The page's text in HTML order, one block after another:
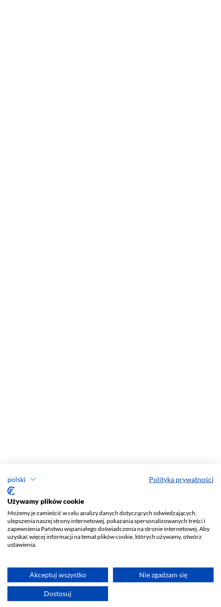
polski Polityka prywatności
Używamy plików cookie
Możemy je zamieścić w celu analizy danych dotyczących odwiedzających,
ulepszenia naszej strony internetowej, pokazania spersonalizowanych treści i
zapewnienia Państwu wspaniałego doświadczenia na stronie internetowej. Aby
uzyskać więcej informacji na temat plików cookie, których używamy, otwórz
ustawienia.
Akceptuj wszystko Nie zgadzam się
Dostosuj